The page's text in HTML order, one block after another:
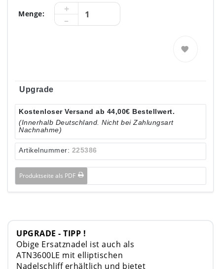
Menge:
Upgrade
Kostenloser Versand ab 44,00€ Bestellwert.
(Innerhalb Deutschland. Nicht bei Zahlungsart
Nachnahme)
Artikelnummer: 225386
Produktseite als PDF
UPGRADE - TIPP !
Obige Ersatznadel ist auch als
ATN3600LE mit elliptischen
Nadelschliff erhältlich und bietet